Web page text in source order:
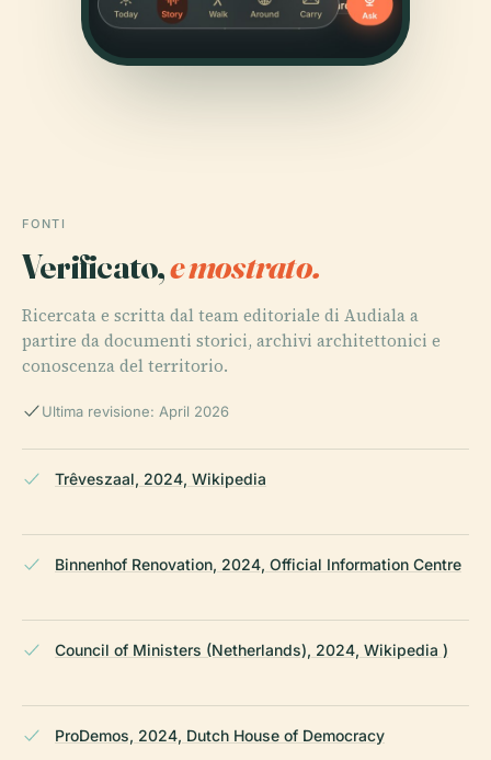
FONTI
Verificato,e mostrato.
Ricercata e scritta dal team editoriale di Audiala a
partire da documenti storici, archivi architettonici e
conoscenza del territorio.
Ultima revisione: April 2026
Trêveszaal, 2024, Wikipedia
Binnenhof Renovation, 2024, Official Information Centre
Council of Ministers (Netherlands), 2024, Wikipedia )
ProDemos, 2024, Dutch House of Democracy